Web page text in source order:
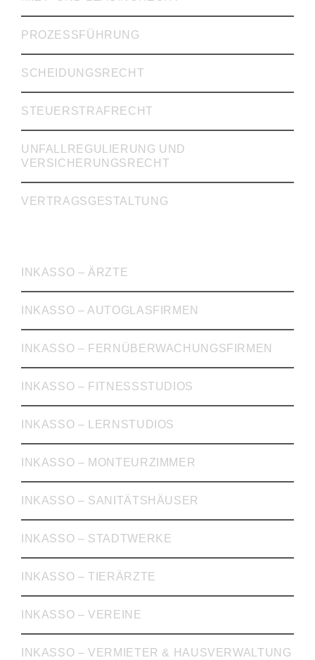
PROZESSFÜHRUNG
SCHEIDUNGSRECHT
STEUERSTRAFRECHT
UNFALLREGULIERUNG UND
VERSICHERUNGSRECHT
VERTRAGSGESTALTUNG
INKASSO – ÄRZTE
INKASSO – AUTOGLASFIRMEN
INKASSO – FERNÜBERWACHUNGSFIRMEN
INKASSO – FITNESSSTUDIOS
INKASSO – LERNSTUDIOS
INKASSO – MONTEURZIMMER
INKASSO – SANITÄTSHÄUSER
INKASSO – STADTWERKE
INKASSO – TIERÄRZTE
INKASSO – VEREINE
INKASSO – VERMIETER & HAUSVERWALTUNG